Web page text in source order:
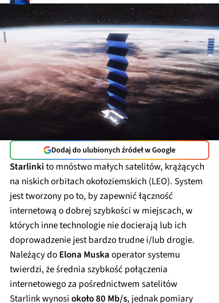
Dodaj do ulubionych źródeł w Google
Starlinkito mnóstwo małych satelitów, krążących
na niskich orbitach okołoziemskich (LEO). System
jest tworzony po to, by zapewnić łączność
internetową o dobrej szybkości w miejscach, w
których inne technologie nie docierają lub ich
doprowadzenie jest bardzo trudne i/lub drogie.
Należący doElona Muskaoperator systemu
twierdzi, że średnia szybkość połączenia
internetowego za pośrednictwem satelitów
Starlink wynosiokoło 80 Mb/s , jednak pomiary